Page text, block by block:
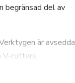
begränsad del av
är avsedda
V-cutters.